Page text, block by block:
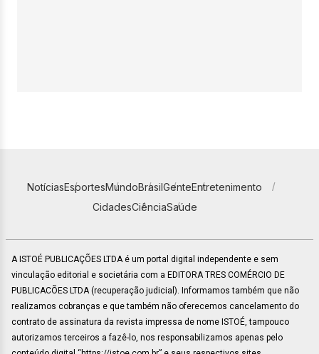
NotíciasEsportesMundoBrasilGenteEntretenimento
CidadesCiênciaSaúde
A ISTOÉ PUBLICAÇÕES LTDA é um portal digital independente e sem
vinculação editorial e societária com a EDITORA TRES COMÉRCIO DE
PUBLICACÕES LTDA (recuperação judicial). Informamos também que não
realizamos cobranças e que também não oferecemos cancelamento do
contrato de assinatura da revista impressa de nome ISTOÉ, tampouco
autorizamos terceiros a fazê-lo, nos responsabilizamos apenas pelo